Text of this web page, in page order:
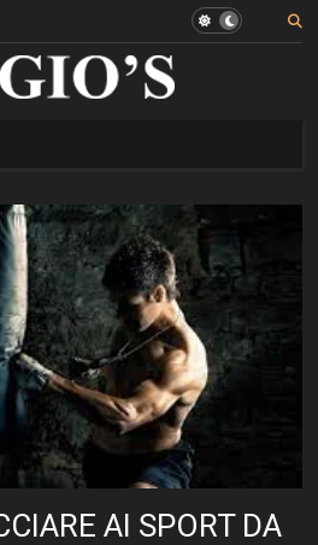
AI SPORT DA